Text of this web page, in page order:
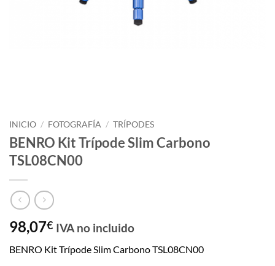
INICIO / FOTOGRAFÍA / TRÍPODES
BENRO Kit Trípode Slim Carbono
TSL08CN00
98,07€ IVA no incluido
BENRO Kit Trípode Slim Carbono TSL08CN00